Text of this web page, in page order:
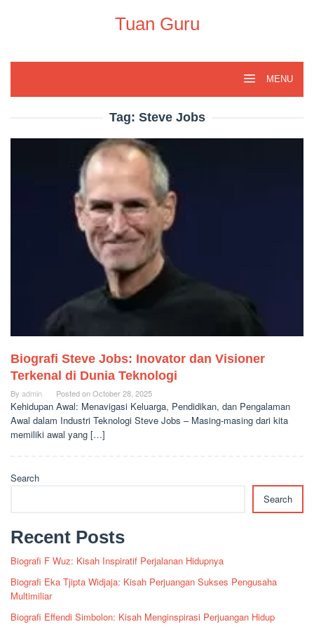
Tuan Guru
MENU
Tag: Steve Jobs
Biografi Steve Jobs: Inovator dan Visioner
Terkenal di Dunia Teknologi
By admin Posted onOctober 28, 2025
Kehidupan Awal: Menavigasi Keluarga, Pendidikan, dan Pengalaman
Awal dalam Industri Teknologi Steve Jobs – Masing-masing dari kita
memiliki awal yang […]
Search
Search
Recent Posts
Biografi F Wuz: Kisah Inspiratif Perjalanan Hidupnya
Biografi Eka Tjipta Widjaja: Kisah Perjuangan Sukses Pengusaha
Multimiliar
Biografi Effendi Simbolon: Kisah Menginspirasi Perjuangan Hidup